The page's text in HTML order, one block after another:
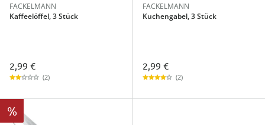
FACKELMANN
Kaffeelöffel, 3 Stück
2,99 €
(2)
FACKELMANN
Kuchengabel, 3 Stück
2,99 €
(2)
%